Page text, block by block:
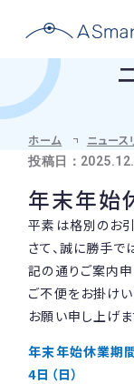
解決できる課
選ばれる理由
製品紹介
機能と仕様
対応メーター
導入事例
よくある質問
ホーム ニュース
投稿日：
年末年始
平素は格別のお
さて、誠に勝手
記の通りご案内申
ご不便をお掛け
お願い申し上げま
年末年始休業期
4日（日）